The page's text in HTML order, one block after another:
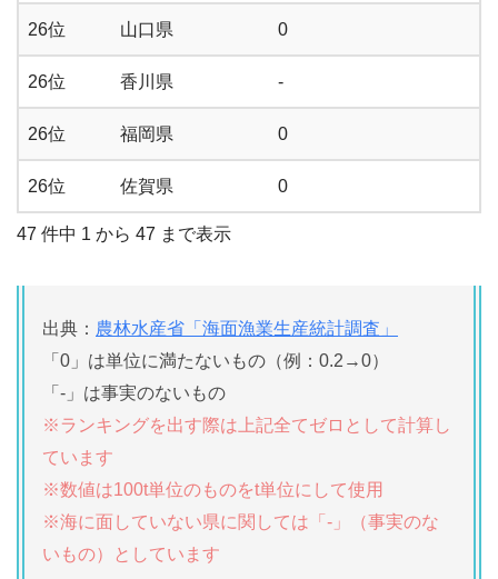
26位 山口県 0
26位 香川県 -
26位 福岡県 0
26位 佐賀県 0
47 件中 1 から 47 まで表示
出典： 農林水産省「海面漁業生産統計調査」
「0」は単位に満たないもの（例：0.2→0）
「-」は事実のないもの
※ランキングを出す際は上記全てゼロとして計算し
ています
※数値は100t単位のものをt単位にして使用
※海に面していない県に関しては「-」（事実のな
いもの）としています